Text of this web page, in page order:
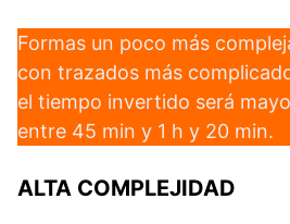
Formas un poco más
con trazados más
el tiempo invertido será
entre 45 min y 1 h y 20 min.
ALTA COMPLEJIDAD